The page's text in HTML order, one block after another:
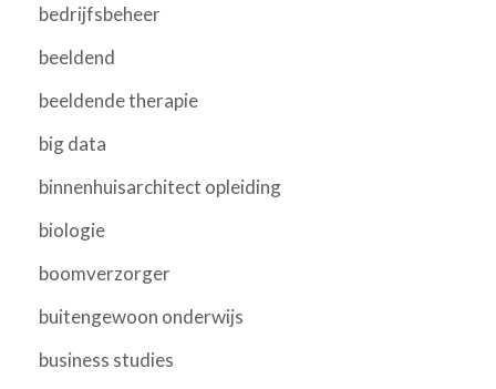
bedrijfsbeheer
beeldend
beeldende therapie
big data
binnenhuisarchitect opleiding
biologie
boomverzorger
buitengewoon onderwijs
business studies